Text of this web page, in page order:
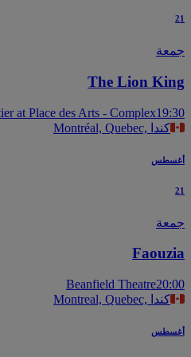
The Lion
at Place des Arts - Complex
Montréal, Quebec, كندا
Beanfield Theatre
Montreal, Quebec, كندا